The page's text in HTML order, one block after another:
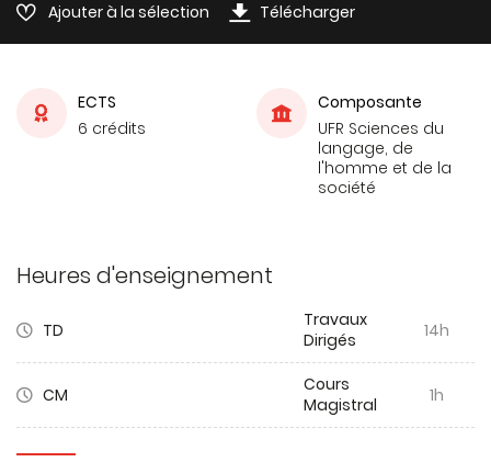
Ajouter à la sélection Télécharger
ECTS
6 crédits
Composante
UFR Sciences du
langage, de
l'homme et de la
société
Heures d'enseignement
TD
Travaux
Dirigés
14h
CM
Cours
Magistral
1h